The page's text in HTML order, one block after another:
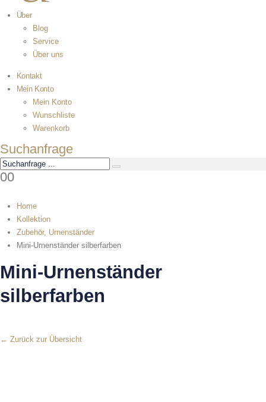
Über
Blog
Service
Über uns
Kontakt
Mein Konto
Mein Konto
Wunschliste
Warenkorb
Suchanfrage
00
Home
Kollektion
Zubehör, Urnenständer
Mini-Urnenständer silberfarben
Mini-Urnenständer
silberfarben
← Zurück zur Übersicht